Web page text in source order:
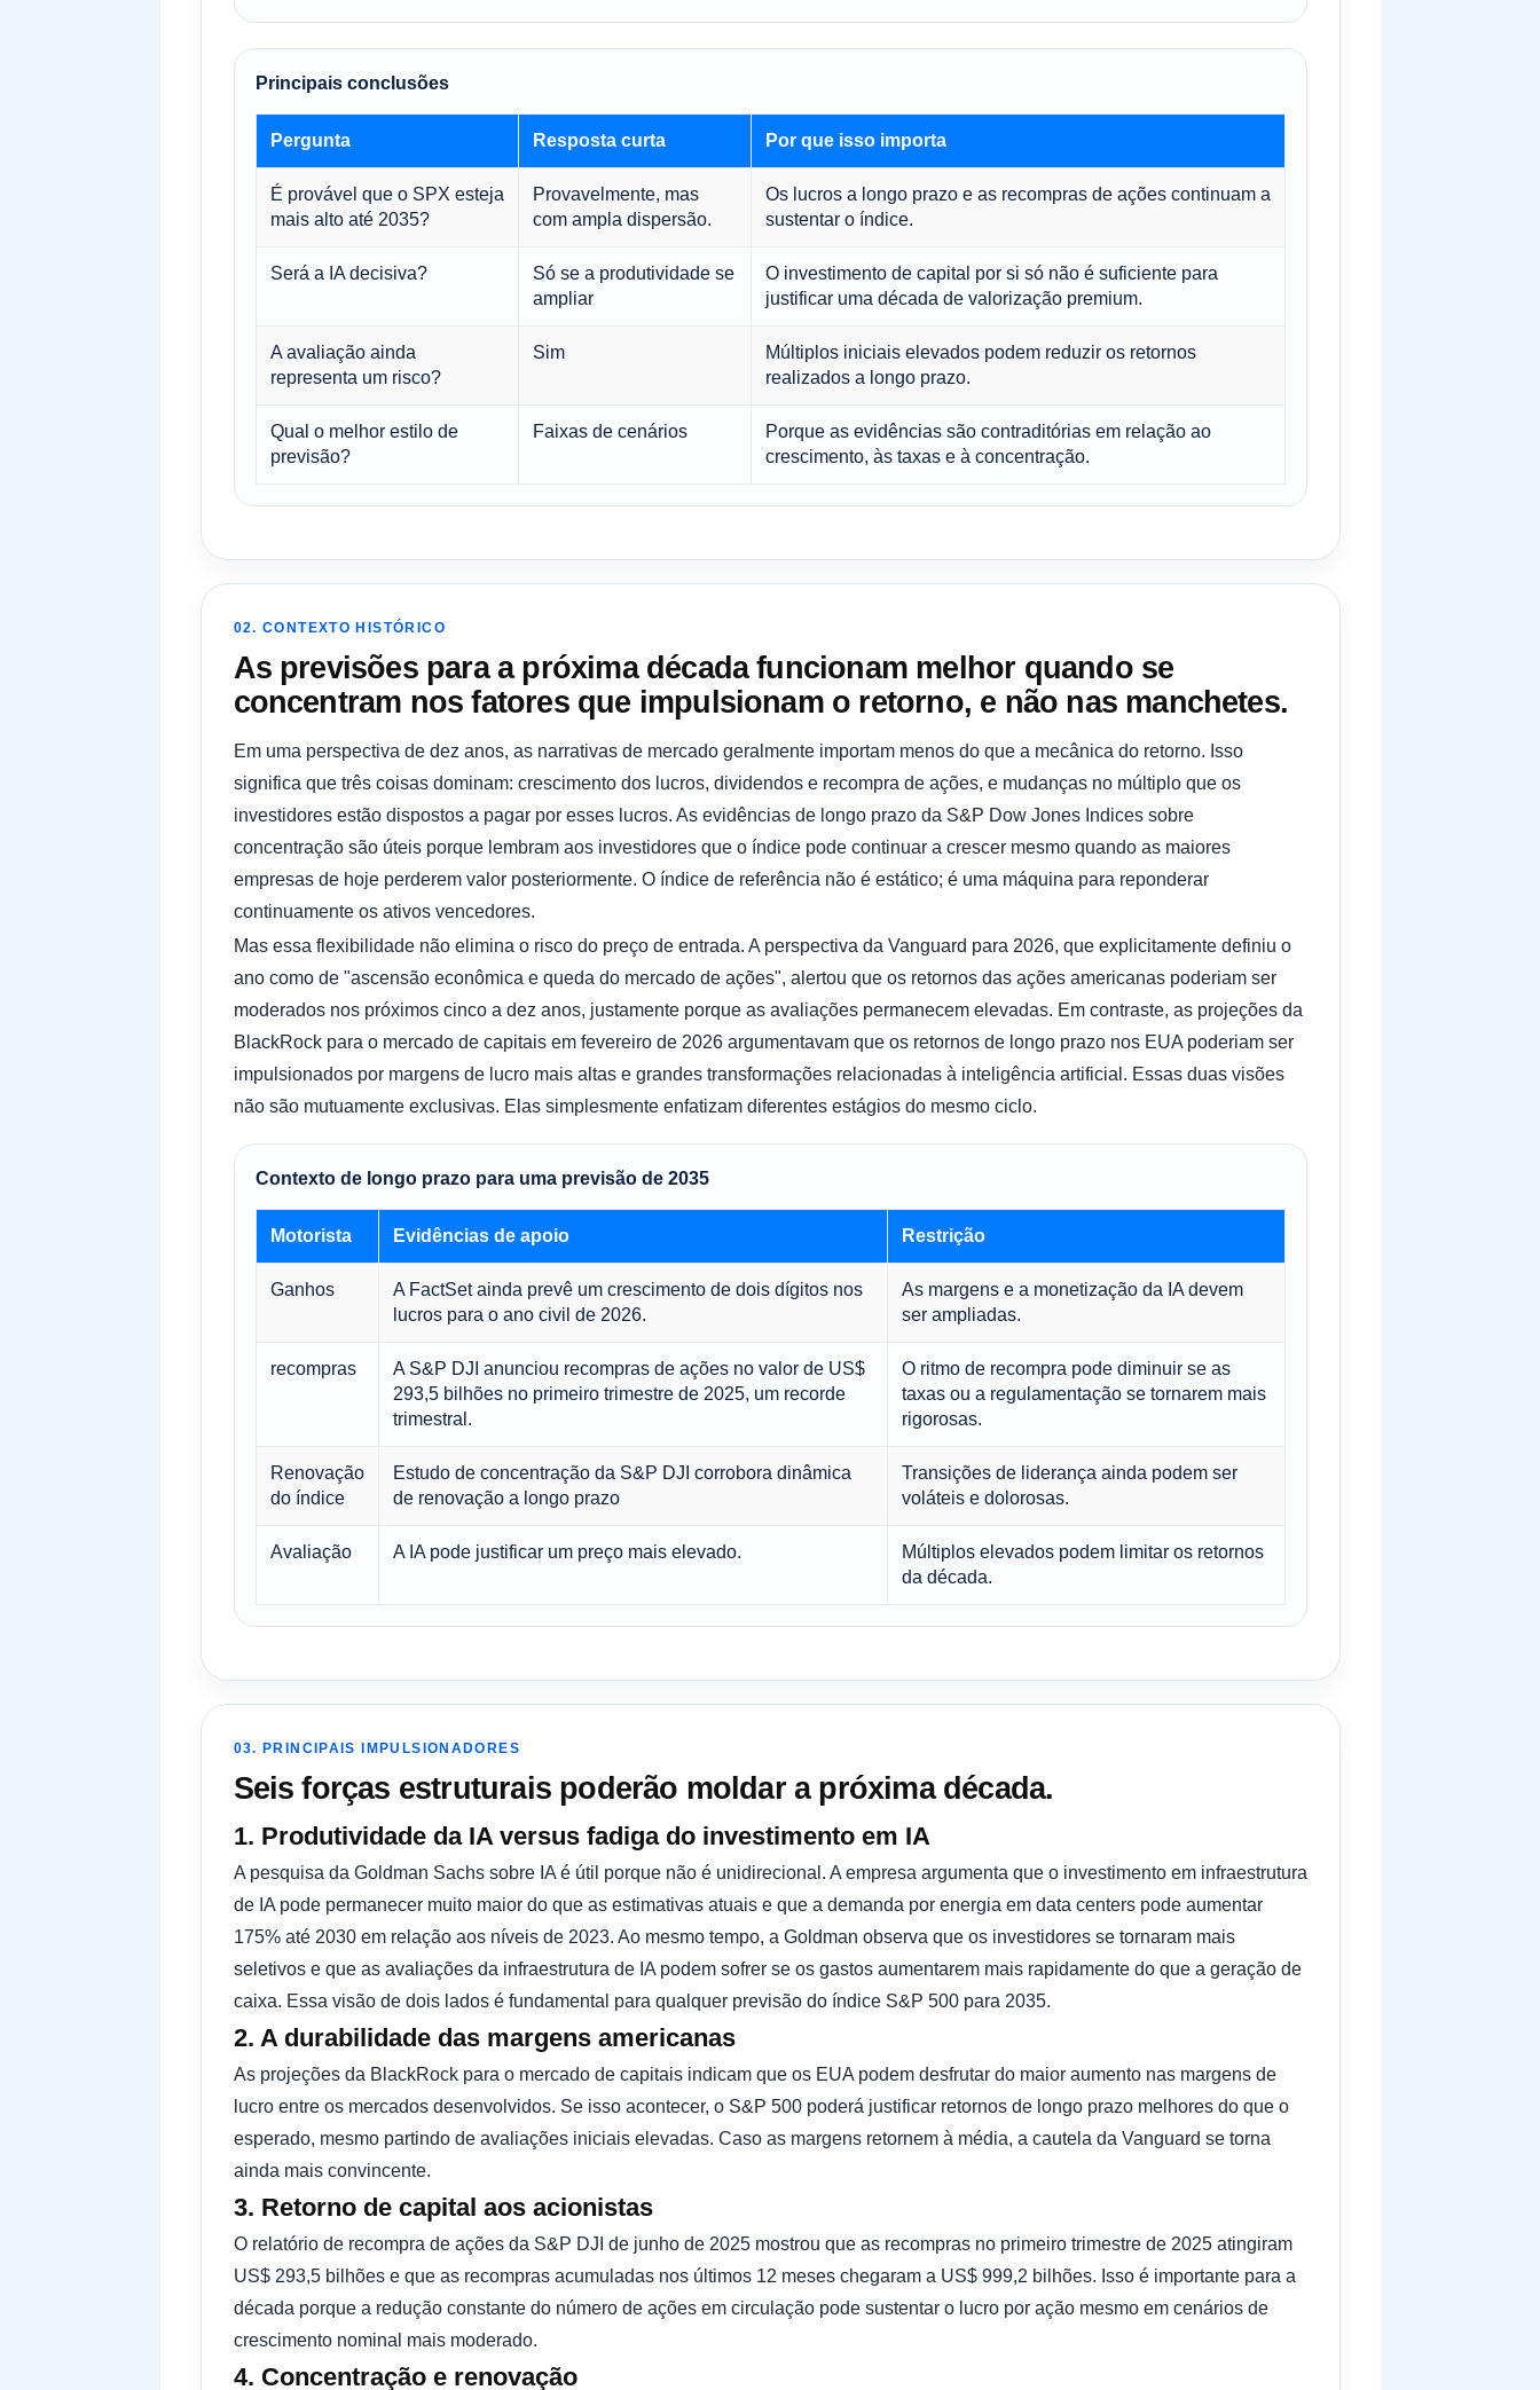
Principais conclusões
Pergunta Resposta curta Por que isso importa
É provável que o SPX esteja
mais alto até 2035?
Provavelmente, mas
com ampla dispersão.
Os lucros a longo prazo e as recompras de ações continuam a
sustentar o índice.
Será a IA decisiva?
Só se a produtividade se
ampliar
O investimento de capital por si só não é suficiente para
justificar uma década de valorização premium.
A avaliação ainda
representa um risco?
Sim
Múltiplos iniciais elevados podem reduzir os retornos
realizados a longo prazo.
Qual o melhor estilo de
previsão?
Faixas de cenários
Porque as evidências são contraditórias em relação ao
crescimento, às taxas e à concentração.
02. CONTEXTO HISTÓRICO
As previsões para a próxima década funcionam melhor quando se
concentram nos fatores que impulsionam o retorno, e não nas manchetes.
Em uma perspectiva de dez anos, as narrativas de mercado geralmente importam menos do que a mecânica do retorno. Isso
significa que três coisas dominam: crescimento dos lucros, dividendos e recompra de ações, e mudanças no múltiplo que os
investidores estão dispostos a pagar por esses lucros. As evidências de longo prazo da S&P Dow Jones Indices sobre
concentração são úteis porque lembram aos investidores que o índice pode continuar a crescer mesmo quando as maiores
empresas de hoje perderem valor posteriormente. O índice de referência não é estático; é uma máquina para reponderar
continuamente os ativos vencedores.
Mas essa flexibilidade não elimina o risco do preço de entrada. A perspectiva da Vanguard para 2026, que explicitamente definiu o
ano como de "ascensão econômica e queda do mercado de ações", alertou que os retornos das ações americanas poderiam ser
moderados nos próximos cinco a dez anos, justamente porque as avaliações permanecem elevadas. Em contraste, as projeções da
BlackRock para o mercado de capitais em fevereiro de 2026 argumentavam que os retornos de longo prazo nos EUA poderiam ser
impulsionados por margens de lucro mais altas e grandes transformações relacionadas à inteligência artificial. Essas duas visões
não são mutuamente exclusivas. Elas simplesmente enfatizam diferentes estágios do mesmo ciclo.
Contexto de longo prazo para uma previsão de 2035
Motorista Evidências de apoio Restrição
Ganhos
A FactSet ainda prevê um crescimento de dois dígitos nos
lucros para o ano civil de 2026.
As margens e a monetização da IA ​​devem
ser ampliadas.
recompras
A S&P DJI anunciou recompras de ações no valor de US$
293,5 bilhões no primeiro trimestre de 2025, um recorde
trimestral.
O ritmo de recompra pode diminuir se as
taxas ou a regulamentação se tornarem mais
rigorosas.
Renovação
do índice
Estudo de concentração da S&P DJI corrobora dinâmica
de renovação a longo prazo
Transições de liderança ainda podem ser
voláteis e dolorosas.
Avaliação A IA pode justificar um preço mais elevado.
Múltiplos elevados podem limitar os retornos
da década.
03. PRINCIPAIS IMPULSIONADORES
Seis forças estruturais poderão moldar a próxima década.
1. Produtividade da IA ​​versus fadiga do investimento em IA
A pesquisa da Goldman Sachs sobre IA é útil porque não é unidirecional. A empresa argumenta que o investimento em infraestrutura
de IA pode permanecer muito maior do que as estimativas atuais e que a demanda por energia em data centers pode aumentar
175% até 2030 em relação aos níveis de 2023. Ao mesmo tempo, a Goldman observa que os investidores se tornaram mais
seletivos e que as avaliações da infraestrutura de IA podem sofrer se os gastos aumentarem mais rapidamente do que a geração de
caixa. Essa visão de dois lados é fundamental para qualquer previsão do índice S&P 500 para 2035.
2. A durabilidade das margens americanas
As projeções da BlackRock para o mercado de capitais indicam que os EUA podem desfrutar do maior aumento nas margens de
lucro entre os mercados desenvolvidos. Se isso acontecer, o S&P 500 poderá justificar retornos de longo prazo melhores do que o
esperado, mesmo partindo de avaliações iniciais elevadas. Caso as margens retornem à média, a cautela da Vanguard se torna
ainda mais convincente.
3. Retorno de capital aos acionistas
O relatório de recompra de ações da S&P DJI de junho de 2025 mostrou que as recompras no primeiro trimestre de 2025 atingiram
US$ 293,5 bilhões e que as recompras acumuladas nos últimos 12 meses chegaram a US$ 999,2 bilhões. Isso é importante para a
década porque a redução constante do número de ações em circulação pode sustentar o lucro por ação mesmo em cenários de
crescimento nominal mais moderado.
4. Concentração e renovação